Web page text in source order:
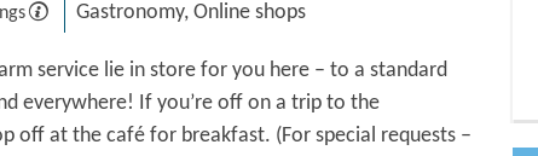
Gastronomy, Online shops
service lie in store for you here – to a standard
everywhere! If you’re off on a trip to the
off at the café for breakfast. (For special requests –